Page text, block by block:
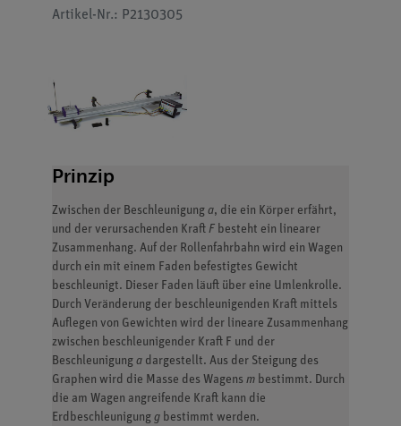
Artikel-Nr.: P2130305
Prinzip
Zwischen der Beschleunigung a, die ein Körper erfährt,
und der verursachenden Kraft F besteht ein linearer
Zusammenhang. Auf der Rollenfahrbahn wird ein Wagen
durch ein mit einem Faden befestigtes Gewicht
beschleunigt. Dieser Faden läuft über eine Umlenkrolle.
Durch Veränderung der beschleunigenden Kraft mittels
Auflegen von Gewichten wird der lineare Zusammenhang
zwischen beschleunigender Kraft F und der
Beschleunigung a dargestellt. Aus der Steigung des
Graphen wird die Masse des Wagens m bestimmt. Durch
die am Wagen angreifende Kraft kann die
Erdbeschleunigung g bestimmt werden.